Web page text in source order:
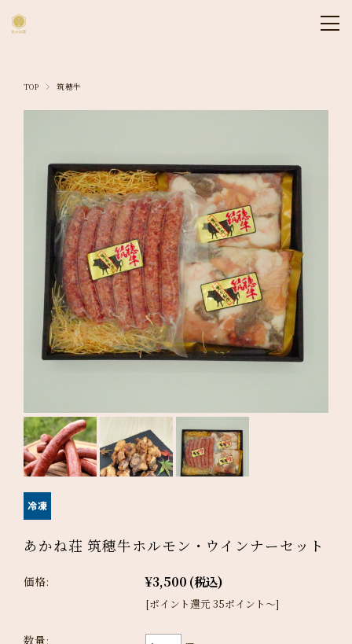
TOP 筑穂牛
あかね荘 筑穂牛ホルモン・ウインナーセット
価格: ¥3,500 (税込)
[ポイント還元 35ポイント～]
数量: